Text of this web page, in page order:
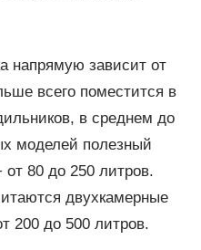
напрямую зависит от
всего поместится в
в среднем до
моделей полезный
80 до 250 литров.
двухкамерные
200 до 500 литров.